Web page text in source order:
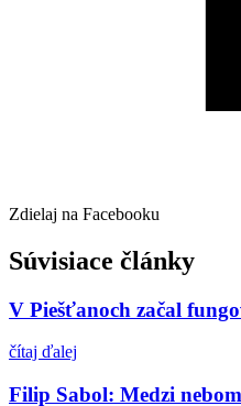
Zdielaj na Facebooku
Súvisiace články
V Piešťanoch začal
čítaj ďalej
Filip Sabol: Medzi